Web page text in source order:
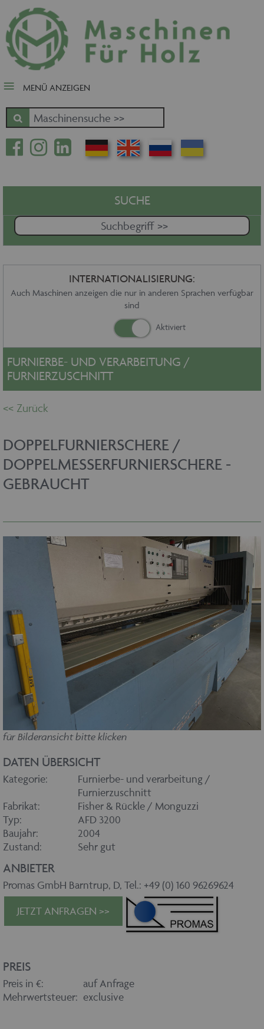
close Submenü
Nach Fertigungsschwerpunkt
Schnäppchen
Zuschnitt - Sägen
Kantenbearbeitung
Fräsen - Bohren - Hobeln - CNC
Oberfläche
Massivholz
Handling - Transportieren -
Stapeln - Verpacken etc.
Absaugen - Versorgen -
Service
Kontakt
Impressum
Datenschutz
MENÜ ANZEIGEN
SUCHE
INTERNATIONALISIERUNG:
Auch Maschinen anzeigen die nur in anderen Sprachen verfügbar
sind
FURNIERBE- UND VERARBEITUNG /
FURNIERZUSCHNITT
DOPPELFURNIERSCHERE /
DOPPELMESSERFURNIERSCHERE -
GEBRAUCHT
für Bilderansicht bitte klicken
DATEN ÜBERSICHT
Kategorie:
Furnierbe- und verarbeitung /
Furnierzuschnitt
Fabrikat:
Fisher & Rückle / Monguzzi
Typ:
AFD 3200
Baujahr:
2004
Zustand:
Sehr gut
ANBIETER
Promas GmbH Barntrup, D, Tel.: +49 (0) 160 96269624
JETZT ANFRAGEN >>
PREIS
Preis in €:
auf Anfrage
Mehrwertsteuer: exclusive